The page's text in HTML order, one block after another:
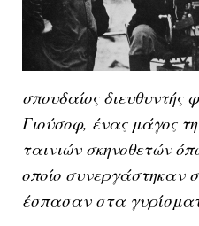
σπουδαίος
Γιούσοφ, ένας μάγος
ταινιών σκηνοθετών
οποίο συνεργάστηκαν
έσπασαν στα